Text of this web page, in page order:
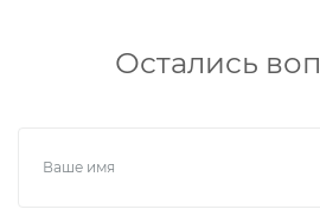
Остались